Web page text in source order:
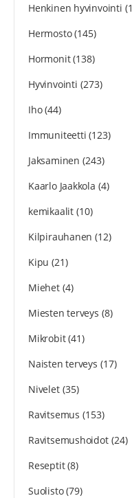
Henkinen hyvinvointi
Hermosto(145)
Hormonit(138)
Hyvinvointi (273)
Iho(44)
Immuniteetti (123)
Jaksaminen (243)
Kaarlo Jaakkola (4)
kemikaalit(10)
Kilpirauhanen (12)
Kipu (21)
Miehet(4)
Miesten terveys (8)
Mikrobit(41)
Naisten terveys (17)
Nivelet(35)
Ravitsemus (153)
Ravitsemushoidot(24)
Reseptit(8)
Suolisto(79)